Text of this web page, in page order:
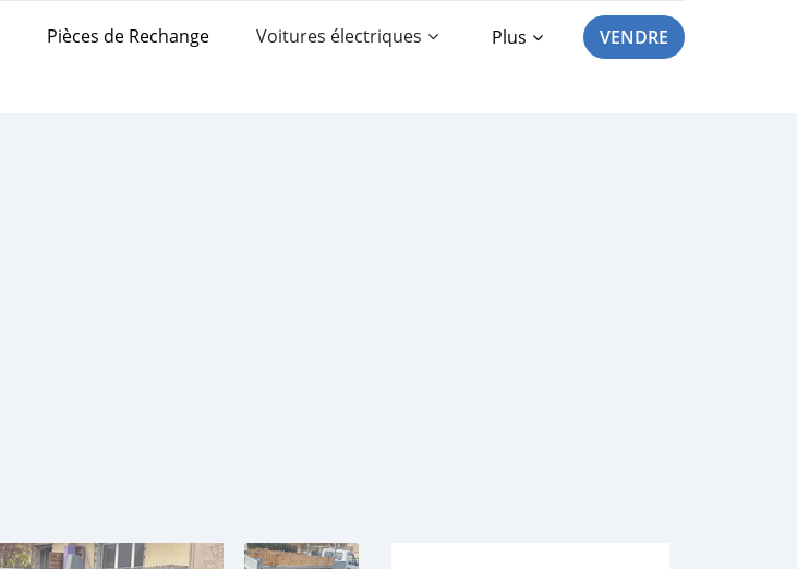
Pièces de Rechange Voitures électriques Plus VENDRE